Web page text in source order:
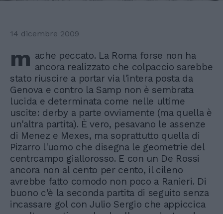
14 dicembre 2009
m ache peccato. La Roma forse non ha
ancora realizzato che colpaccio sarebbe
stato riuscire a portar via l'intera posta da
Genova e contro la Samp non è sembrata
lucida e determinata come nelle ultime
uscite: derby a parte ovviamente (ma quella è
un'altra partita). È vero, pesavano le assenze
di Menez e Mexes, ma soprattutto quella di
Pizarro l'uomo che disegna le geometrie del
centrcampo giallorosso. E con un De Rossi
ancora non al cento per cento, il cileno
avrebbe fatto comodo non poco a Ranieri. Di
buono c'è la seconda partita di seguito senza
incassare gol con Julio Sergio che appiccica